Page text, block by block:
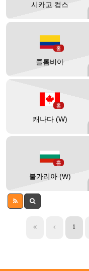
시카고 컵스
홈
콜롬비아
홈
캐나다 (W)
홈
불가리아 (W)
1